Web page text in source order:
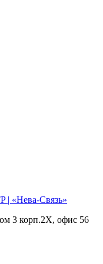
3 корп.2X, офис 56